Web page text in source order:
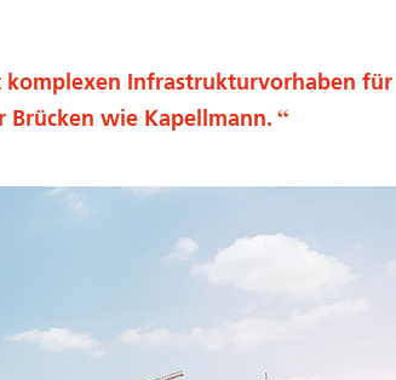
komplexen Infrastrukturvorhaben für
Brücken wie Kapellmann.